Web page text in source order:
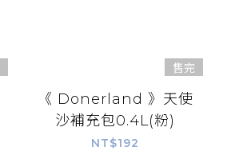
售完
《 Donerland 》天使
沙補充包0.4L(粉)
NT$192